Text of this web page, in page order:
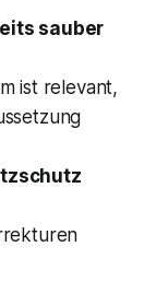
sauber
ist relevant,